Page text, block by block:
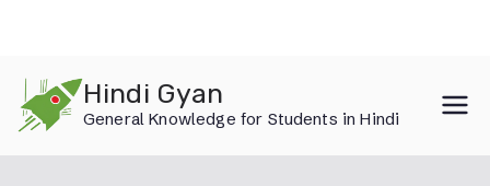
content
Hindi Gyan
General Knowledge for Students in Hindi